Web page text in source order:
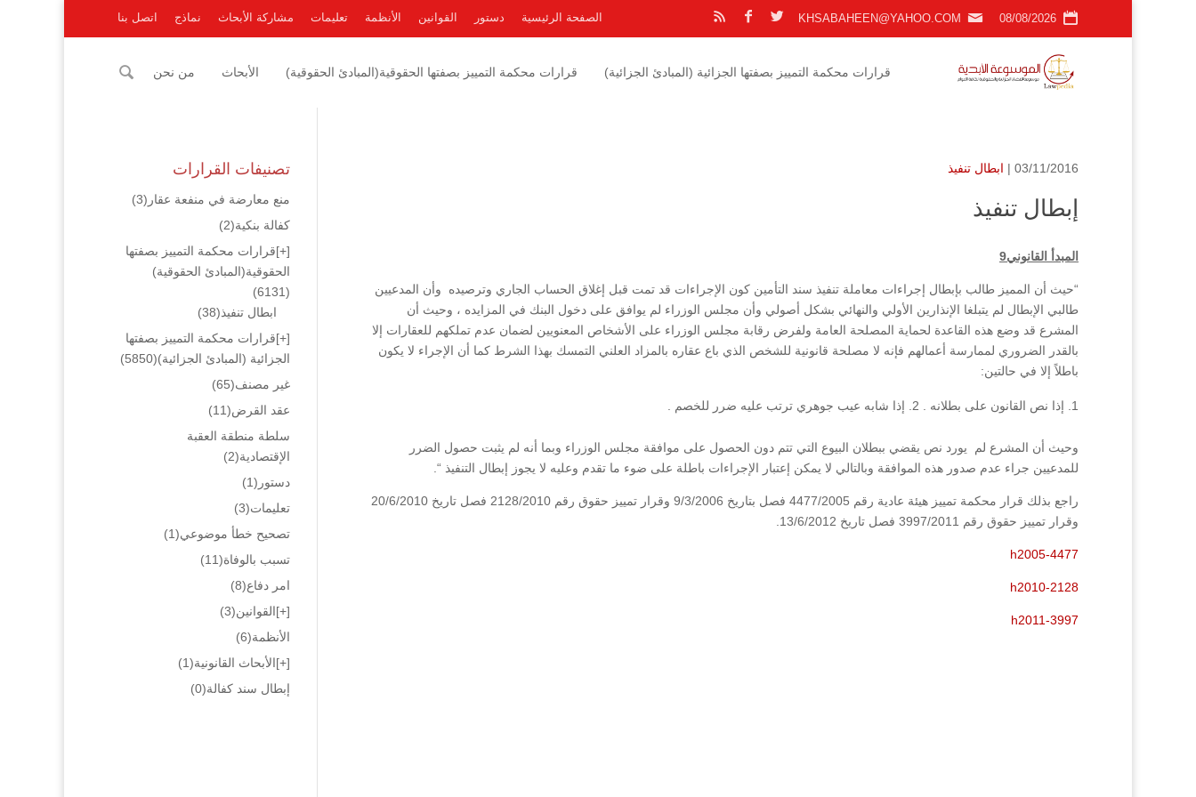
08/08/2026
KHSABAHEEN@YAHOO.COM الصفحة الرئيسية دستور القوانين الأنظمة تعليمات مشاركة الأبحاث نماذج اتصل بنا
قرارات محكمة التمييز بصفتها الجزائية (المبادئ الجزائية) قرارات محكمة التمييز بصفتها الحقوقية(المبادئ الحقوقية) الأبحاث من نحن
03/11/2016 | ابطال تنفيذ
إبطال تنفيذ
المبدأ القانوني9
“حيث أن المميز طالب بإبطال إجراءات معاملة تنفيذ سند التأمين كون الإجراءات قد تمت قبل إغلاق الحساب الجاري وترصيده وأن المدعيين
طالبي الإبطال لم يتبلغا الإنذارين الأولي والنهائي بشكل أصولي وأن مجلس الوزراء لم يوافق على دخول البنك في المزايده ، وحيث أن
المشرع قد وضع هذه القاعدة لحماية المصلحة العامة ولفرض رقابة مجلس الوزراء على الأشخاص المعنويين لضمان عدم تملكهم للعقارات إلا
بالقدر الضروري لممارسة أعمالهم فإنه لا مصلحة قانونية للشخص الذي باع عقاره بالمزاد العلني التمسك بهذا الشرط كما أن الإجراء لا يكون
باطلاً إلا في حالتين:
إذا نص القانون على بطلانه . 2. إذا شابه عيب جوهري ترتب عليه ضرر للخصم .
وحيث أن المشرع لم يورد نص يقضي ببطلان البيوع التي تتم دون الحصول على موافقة مجلس الوزراء وبما أنه لم يثبت حصول الضرر
للمدعيين جراء عدم صدور هذه الموافقة وبالتالي لا يمكن إعتبار الإجراءات باطلة على ضوء ما تقدم وعليه لا يجوز إبطال التنفيذ “.
راجع بذلك قرار محكمة تمييز هيئة عادية رقم 4477/2005 فصل بتاريخ 9/3/2006 وقرار تمييز حقوق رقم 2128/2010 فصل تاريخ 20/6/2010
وقرار تمييز حقوق رقم 3997/2011 فصل تاريخ 13/6/2012.
h2005-4477
h2010-2128
h2011-3997
تصنيفات القرارات
منع معارضة في منفعة عقار (3)
كفالة بنكية(2)
[+]قرارات محكمة التمييز بصفتها
الحقوقية(المبادئ الحقوقية)
(6131)
ابطال تنفيذ(38)
[+]قرارات محكمة التمييز بصفتها
الجزائية (المبادئ الجزائية)(5850)
غير مصنف(65)
عقد القرض(11)
سلطة منطقة العقبة
الإقتصادية(2)
دستور (1)
تعليمات(3)
تصحيح خطأ موضوعي(1)
تسبب بالوفاة(11)
امر دفاع(8)
[+]القوانين(3)
الأنظمة(6)
[+]الأبحاث القانونية(1)
إبطال سند كفالة(0)